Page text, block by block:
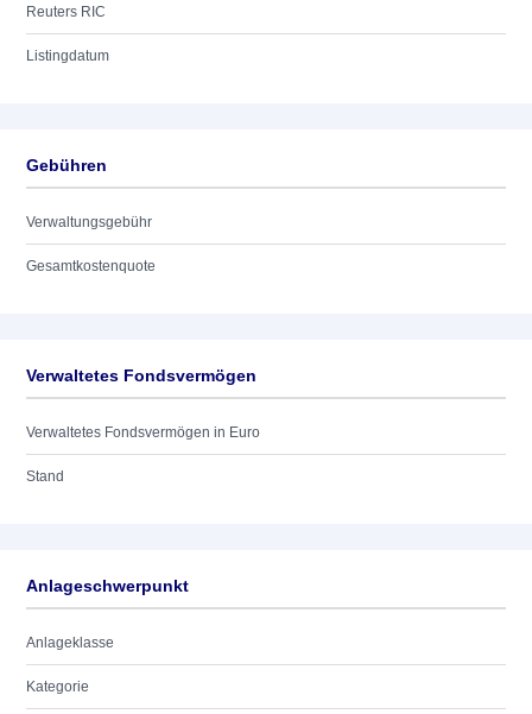
Reuters RIC
Listingdatum
Gebühren
Verwaltungsgebühr
Gesamtkostenquote
Verwaltetes Fondsvermögen
Verwaltetes Fondsvermögen in Euro
Stand
Anlageschwerpunkt
Anlageklasse
Kategorie